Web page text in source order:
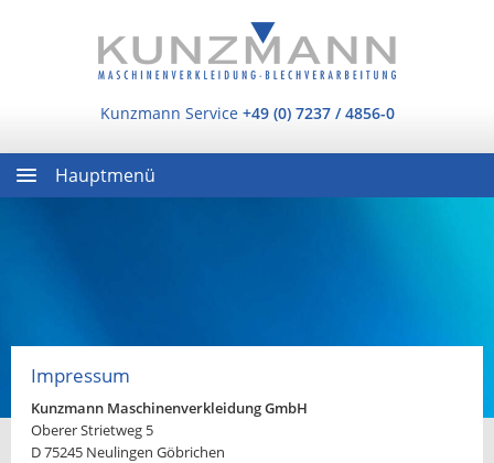
Kunzmann Service +49 (0) 7237 / 4856-0
Hauptmenü
Impressum
Kunzmann Maschinenverkleidung GmbH
Oberer Strietweg 5
D 75245 Neulingen Göbrichen